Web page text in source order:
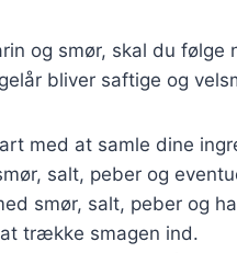
og smør, skal du følge
bliver saftige og
med at samle dine
salt, peber og
smør, salt, peber og
trække smagen ind.